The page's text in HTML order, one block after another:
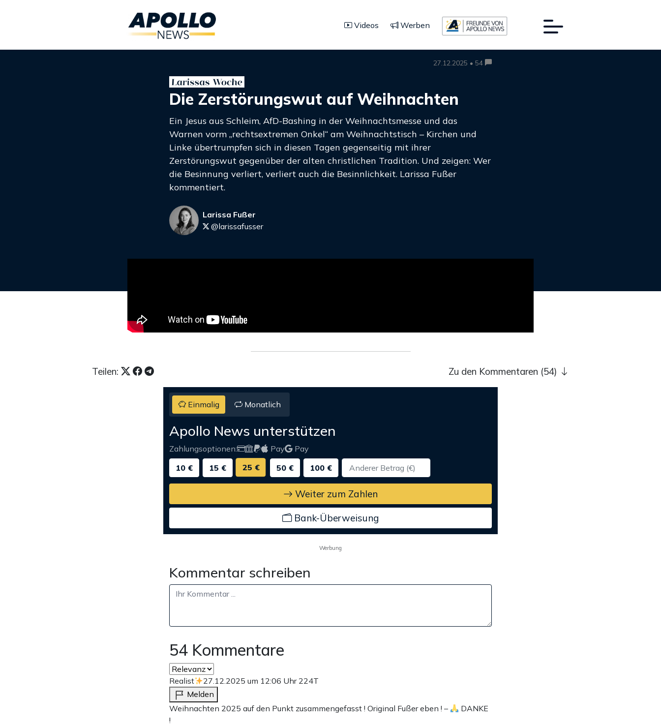
Videos Werben
27.12.2025 • 54
Die Zerstörungswut auf Weihnachten
Ein Jesus aus Schleim, AfD-Bashing in der Weihnachtsmesse und das
Warnen vorm „rechtsextremen Onkel“ am Weihnachtstisch – Kirchen und
Linke übertrumpfen sich in diesen Tagen gegenseitig mit ihrer
Zerstörungswut gegenüber der alten christlichen Tradition. Und zeigen: Wer
die Besinnung verliert, verliert auch die Besinnlichkeit. Larissa Fußer
kommentiert.
Larissa Fußer
@larissafusser
Teilen: Zu den Kommentaren (54)
Einmalig Monatlich
Apollo News unterstützen
Zahlungsoptionen: Pay
Pay
10 €
15 € 25 € 50 € 100 €
Weiter zum Zahlen
Bank-Überweisung
Werbung
Kommentar schreiben
54 Kommentare
Realist 27.12.2025 um 12:06 Uhr 224T
Melden
Weihnachten 2025 auf den Punkt zusammengefasst ! Original Fußer eben ! –
DANKE
!